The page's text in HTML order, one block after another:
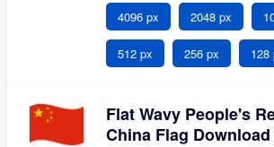
4096 px 2048 px
512 px 256 px 128
Flat Wavy People's
China Flag Download